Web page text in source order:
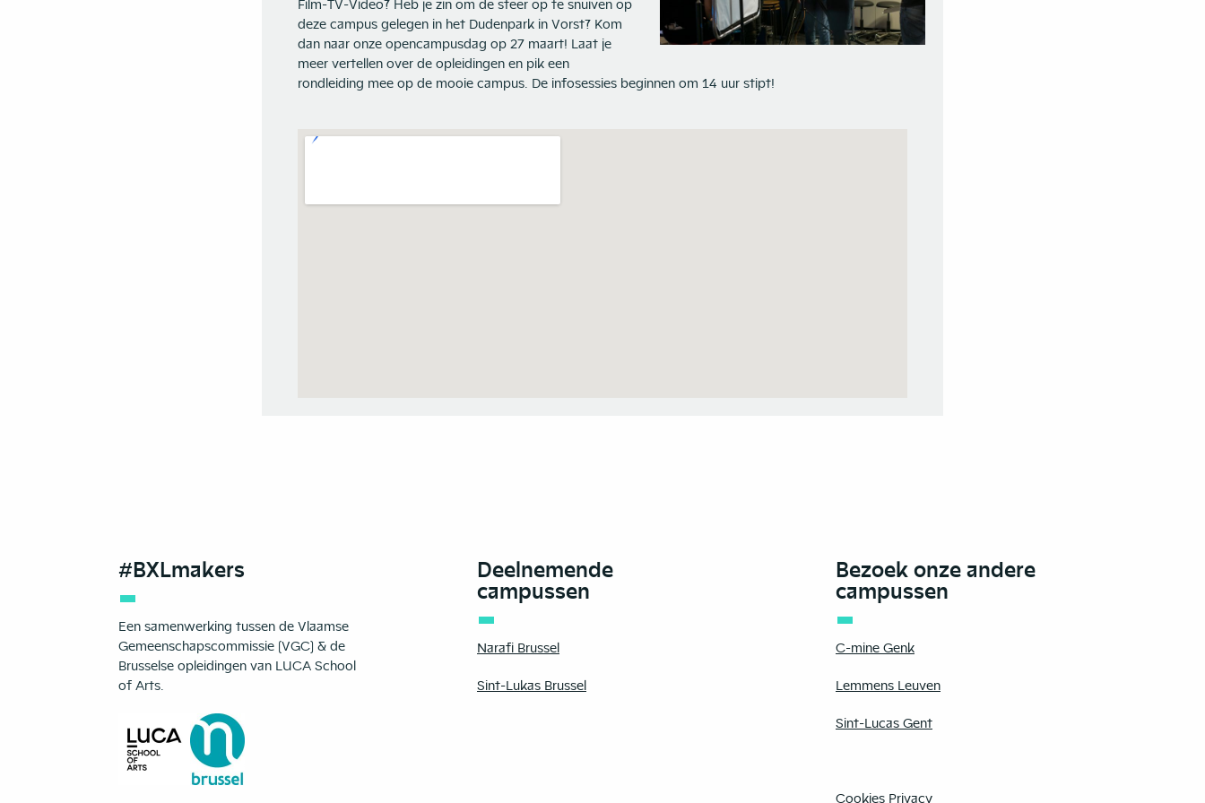
Film-TV-Video? Heb je zin om de sfeer op te snuiven op
deze campus gelegen in het Dudenpark in Vorst? Kom
dan naar onze opencampusdag op 27 maart! Laat je
meer vertellen over de opleidingen en pik een
rondleiding mee op de mooie campus. De infosessies beginnen om 14 uur stipt!
#BXLmakers
Een samenwerking tussen de Vlaamse
Gemeenschapscommissie (VGC) & de
Brusselse opleidingen van LUCA School
of Arts.
Deelnemende
campussen
Narafi Brussel
Sint-Lukas Brussel
Bezoek onze andere
campussen
C-mine Genk
Lemmens Leuven
Sint-Lucas Gent
Cookies Privacy